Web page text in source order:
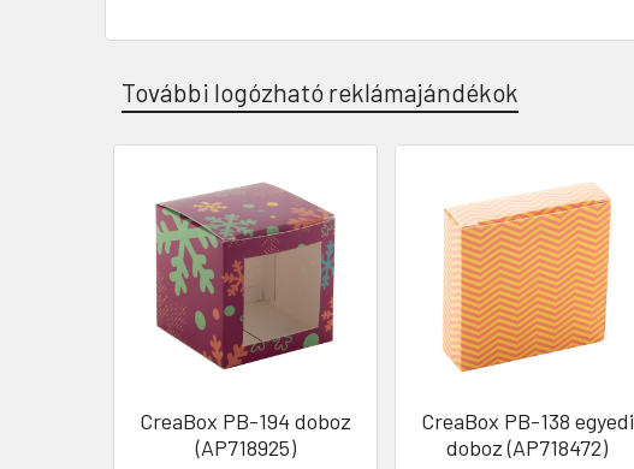
További logózható reklámajándékok
CreaBox PB-194 doboz
(AP718925)
CreaBox PB-138 egyedi
doboz (AP718472)